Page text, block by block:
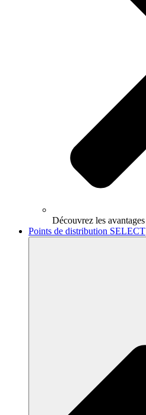
Découvrez les avantages
Points de distribution SELECT